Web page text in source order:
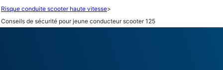
Risque conduite scooter haute vitesse>
Conseils de sécurité pour jeune conducteur scooter 125